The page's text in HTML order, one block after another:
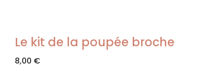
Le kit de la poupée broche
8,00 €